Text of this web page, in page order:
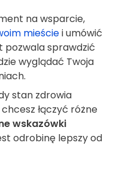
na wsparcie,
mieściei umówić
pozwala sprawdzić
wyglądać Twoja
stan zdrowia
łączyć różne
wskazówki
odrobinę lepszy od